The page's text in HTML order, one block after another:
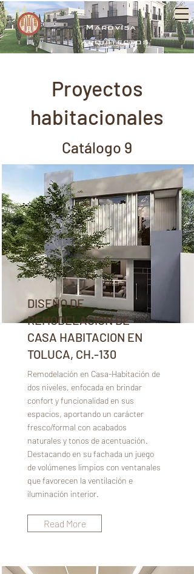
Marovisa
arquitectos
Proyectos
habitacionales
Catálogo 9
DISEÑO DE
REMODELACION DE
CASA HABITACION EN
TOLUCA, CH.-130
Remodelación en Casa-Habitación de
dos niveles, enfocada en brindar
confort y funcionalidad en sus
espacios, aportando un carácter
fresco/formal con acabados
naturales y tonos de acentuación.
Destacando en su fachada un juego
de volúmenes limpios con ventanales
que favorecen la ventilación e
iluminación interior.
Read More